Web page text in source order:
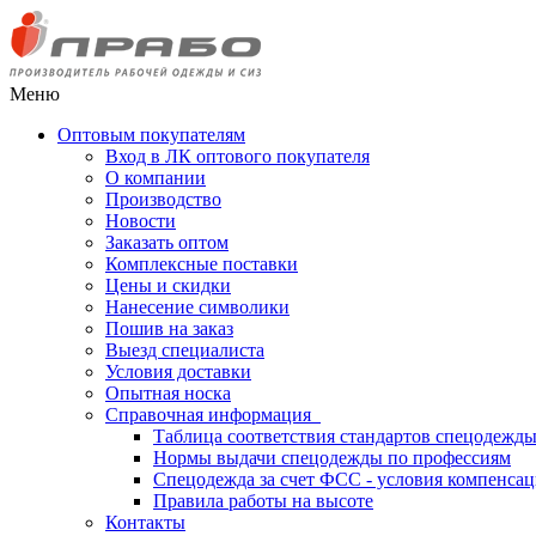
Меню
Оптовым покупателям
Вход в ЛК оптового покупателя
О компании
Производство
Новости
Заказать оптом
Комплексные поставки
Цены и скидки
Нанесение символики
Пошив на заказ
Выезд специалиста
Условия доставки
Опытная носка
Справочная информация
Таблица соответствия стандартов спецодежды
Нормы выдачи спецодежды по профессиям
Спецодежда за счет ФСС - условия
Правила работы на высоте
Контакты